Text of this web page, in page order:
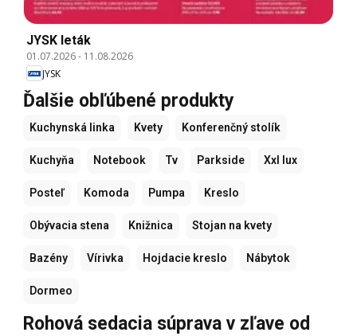
JYSK leták
01.07.2026- 11.08.2026
JYSK
Ďalšie obľúbené produkty
Kuchynská linka Kvety Konferenčný stolík
Kuchyňa Notebook Tv Parkside Xxl lux
Posteľ Komoda Pumpa Kreslo
Obývacia stena Knižnica Stojan na kvety
Bazény Vírivka Hojdacie kreslo Nábytok
Dormeo
Rohová sedacia súprava v zľave od